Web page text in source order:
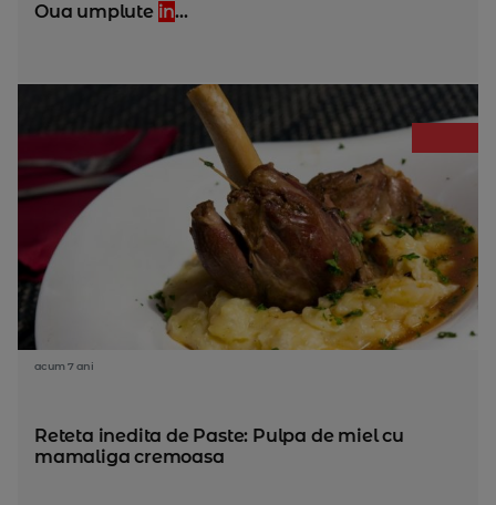
Oua umplute in...
acum 7 ani
Reteta inedita de Paste: Pulpa de miel cu
mamaliga cremoasa